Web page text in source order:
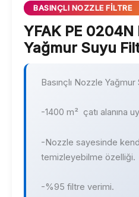
BASINÇLI NOZZLE FILTRE
YFAK PE 0204N
Yağmur Suyu
Basınçlı Nozzle
-1400 m² çatı alanına
-Nozzle sayesinde
temizleyebilme özelliği.
-%95 filtre verimi.